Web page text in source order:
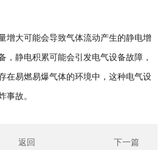
增大可能会导致气体流动产生的静电增
，静电积累可能会引发电气设备故障，
在易燃易爆气体的环境中，这种电气设
事故。
返回 下一篇